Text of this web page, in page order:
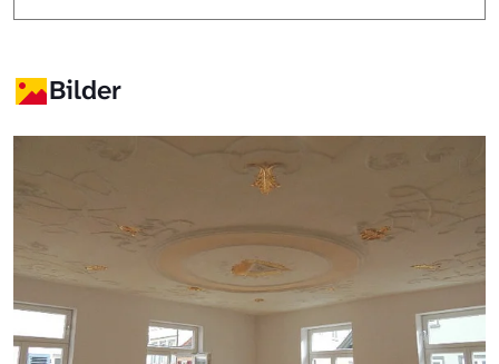
Bilder